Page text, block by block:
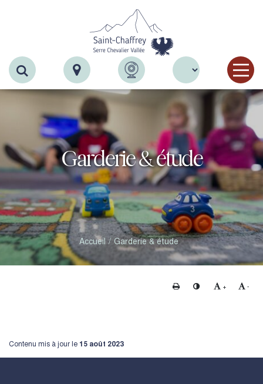
Recherche
Garderie & étude
Accueil Garderie & étude
Imprimer Changer le contraste
+ Agrandir le
-
Contenu mis à jour le 15 août 2023